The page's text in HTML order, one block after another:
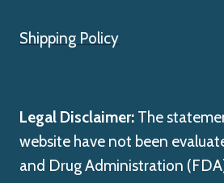
Shipping Policy
Legal Disclaimer: The
website have not been
and Drug Administration